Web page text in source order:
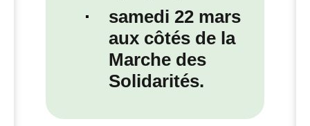
samedi 22 mars
aux côtés de la
Marche des
Solidarités.